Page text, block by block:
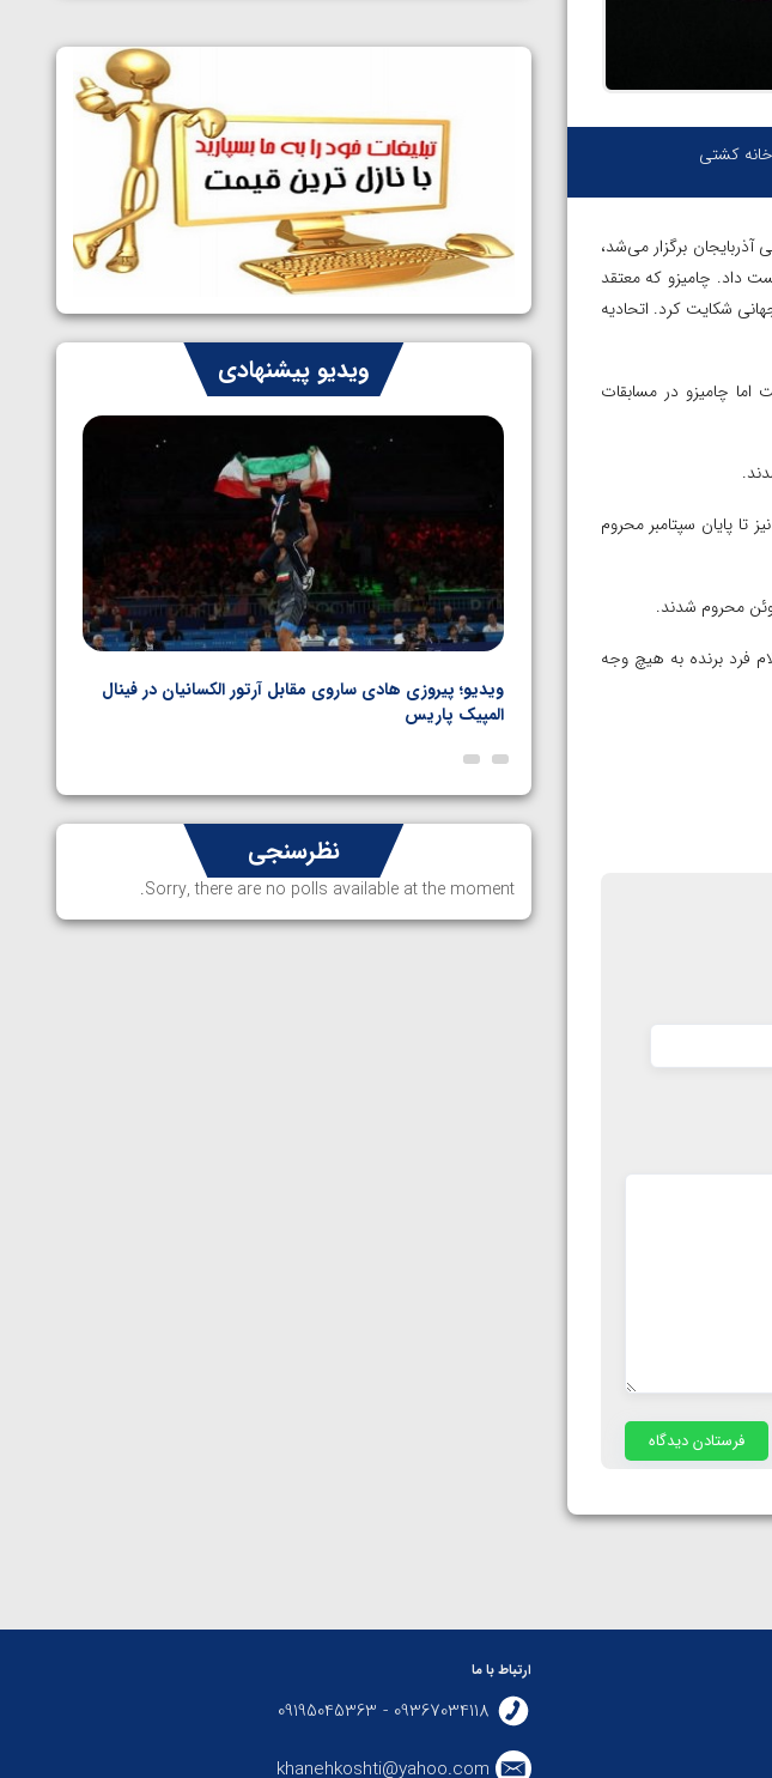
کشتی
برگزار می‌شد،
شکست داد. چامیزو که معتقد
شکایت کرد.‌ اتحادیه
اما چامیزو در مسابقات
پایان سپتامبر محروم‌
محروم شدند.
نتیجه مبارزه بعد از اعلام فرد برنده به هیچ وجه
نمایندگان ایران مشخص شدند
سوم برای ایران
1405/05/07
ایران چشم به راه چهار مدال در پنج وزن
دوم کشتی فرنگی نوجوانان جهان
1405/05/06
ویدیو پیشنهادی
ویدیو؛ پیروزی هادی ساروی مقابل آرتور الکسانیان در فینال
المپیک پاریس
نظرسنجی
Sorry, there are no polls available at the moment.
ارتباط با ما
09367034118 - 09195045363
khanehkoshti@yahoo.com